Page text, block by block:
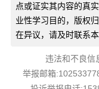
点或证实其内容的真
业性学习目的，版权
在异议，请及时联系
违法和不良信
举报邮箱